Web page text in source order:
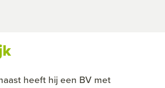
heeft hij een BV met